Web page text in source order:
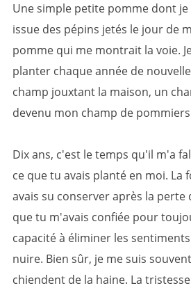
Une simple petite pomme dont
issue des pépins jetés le jour de
pomme qui me montrait la voie.
planter chaque année de
champ jouxtant la maison, un
devenu mon champ de
Dix ans, c'est le temps qu'il m'a
ce que tu avais planté en moi. La
avais su conserver après la perte
que tu m'avais confiée pour
capacité à éliminer les
nuire. Bien sûr, je me suis
chiendent de la haine. La